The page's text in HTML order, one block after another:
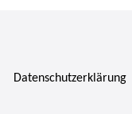
Daten­schutz­erklärung